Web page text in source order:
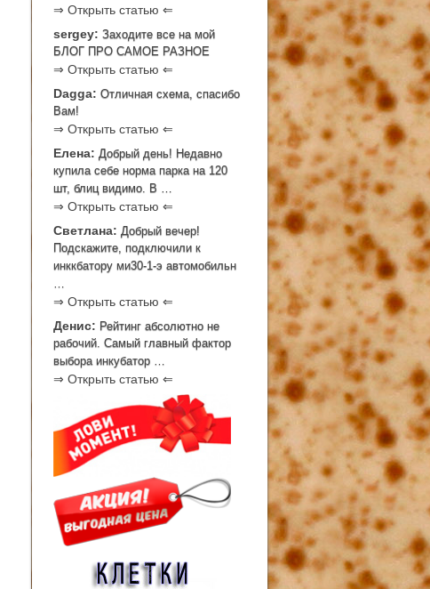
⇒ Открыть статью ⇐
sergey: Заходите все на мой
БЛОГ ПРО САМОЕ РАЗНОЕ
⇒ Открыть статью ⇐
Dagga: Отличная схема, спасибо
Вам!
⇒ Открыть статью ⇐
Елена: Добрый день! Недавно
купила себе норма парка на 120
шт, блиц видимо. В …
⇒ Открыть статью ⇐
Светлана: Добрый вечер!
Подскажите, подключили к
инккбатору ми30-1-э автомобильн
…
⇒ Открыть статью ⇐
Денис: Рейтинг абсолютно не
рабочий. Самый главный фактор
выбора инкубатор …
⇒ Открыть статью ⇐